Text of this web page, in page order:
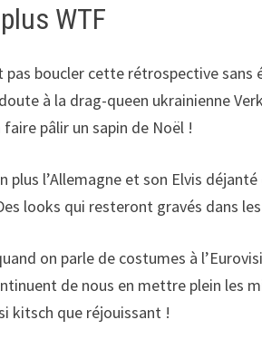
WTF
pas boucler cette rétrospective sans
à la drag-queen ukrainienne
pâlir un sapin de Noël !
plus l’Allemagne et son Elvis
looks qui resteront gravés dans
on parle de costumes à
de nous en mettre plein les
kitsch que réjouissant !